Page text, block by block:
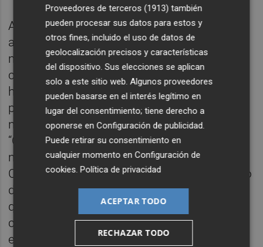
Asimismo, Vidal ha explicado que esta
acción forma parte de la estrategia
municipal de apoyo y dinamización del
comercio urbano, apostando por
herramientas innovadoras y fórmulas de
promoción que permitan conectar con
nuevos perfiles de consumidores.
“Queremos trasladar una imagen actual,
moderna y competitiva del comercio de
Castelló, poniendo en valor el esfuerzo diario
de nuestros comerciantes y la capacidad
que tienen para ofrecer productos de
calidad, atención personalizada y una
experiencia de compra diferenciada”, ha
Proveedores de terceros (1913) también
pueden procesar sus datos para estos y
otros fines, incluido el uso de datos de
geolocalización precisos y características
del dispositivo. Sus elecciones se aplican
solo a este sitio web. Algunos proveedores
pueden basarse en el interés legítimo en
lugar del consentimiento; tiene derecho a
oponerse enConfiguración de publicidad
Puede retirar su consentimiento en
cualquier momento enConfiguración de
cookies .Política de privacidad
ACEPTAR TODO
RECHAZAR TODO